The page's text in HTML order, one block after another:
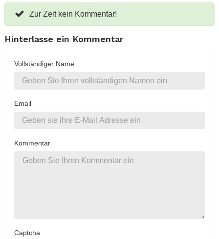
Zur Zeit kein Kommentar!
Hinterlasse ein Kommentar
Vollständiger Name
Email
Kommentar
Captcha